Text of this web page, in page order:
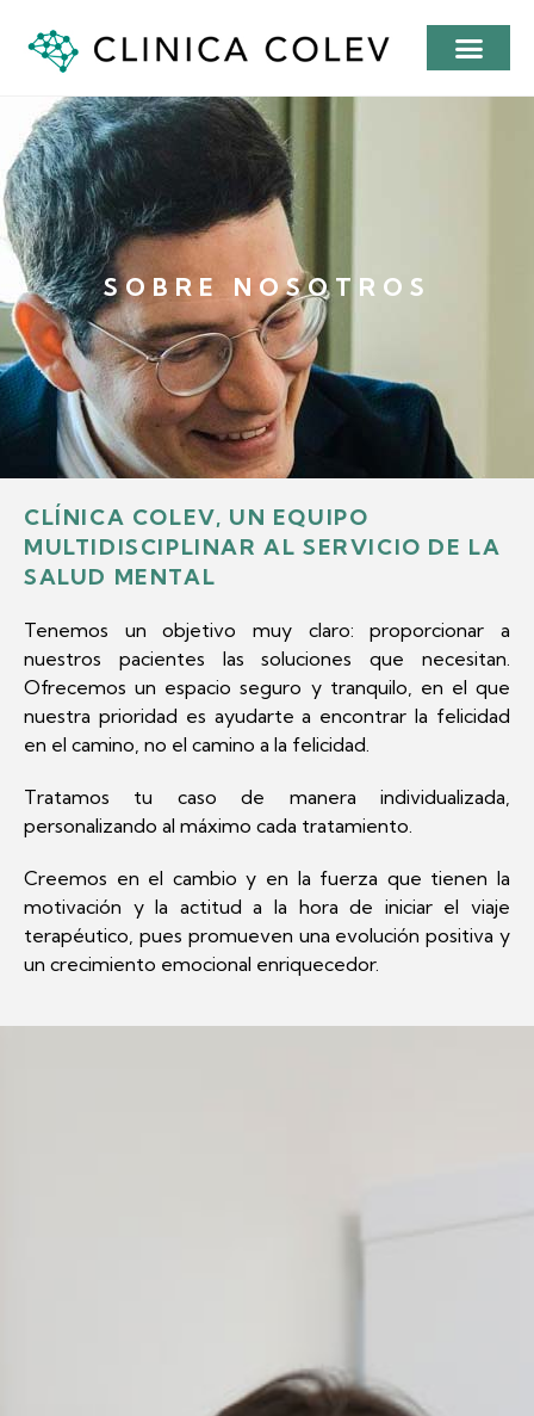
SOBRE NOSOTROS
CLÍNICA COLEV, UN EQUIPO
MULTIDISCIPLINAR AL SERVICIO DE LA
SALUD MENTAL
Tenemos un objetivo muy claro: proporcionar a
nuestros pacientes las soluciones que necesitan.
Ofrecemos un espacio seguro y tranquilo, en el que
nuestra prioridad es ayudarte a encontrar la felicidad
en el camino, no el camino a la felicidad.
Tratamos tu caso de manera individualizada,
personalizando al máximo cada tratamiento.
Creemos en el cambio y en la fuerza que tienen la
motivación y la actitud a la hora de iniciar el viaje
terapéutico, pues promueven una evolución positiva y
un crecimiento emocional enriquecedor.